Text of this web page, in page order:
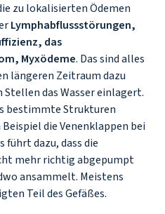
zu lokalisierten Ödemen
Lymphabflussstörungen,
das
Myxödeme. Das sind alles
längeren Zeitraum dazu
Stellen das Wasser einlagert.
bestimmte Strukturen
die Venenklappen bei
führt dazu, dass die
mehr richtig abgepumpt
ansammelt. Meistens
Teil des Gefäßes.